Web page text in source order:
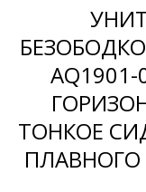
Мебель
Ванны
Кухонные
ТОНКОЕ
ПЛАВНОГО